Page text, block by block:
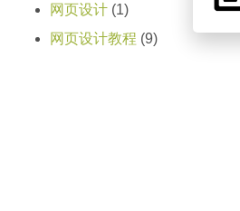
网页设计 (1)
网页设计教程 (9)